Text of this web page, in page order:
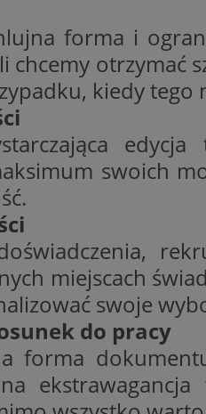
forma i
chcemy otrzymać
kiedy
swoich
miejscach
swoje
do pracy
forma
QeSessID
MvSessID
INGRESSCOOKIE
euds
__cf_bm